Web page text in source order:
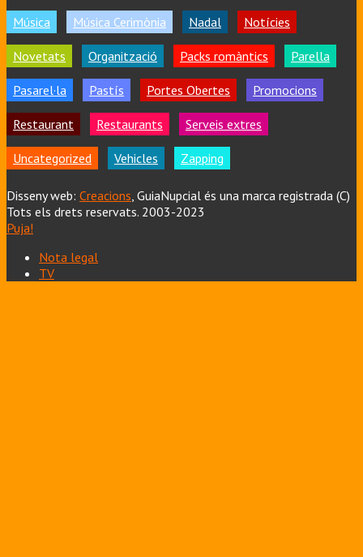
Música Música Cerimònia Nadal Notícies
Novetats Organització Packs romàntics Parella
Pasarel·la Pastís Portes Obertes Promocions
Restaurant Restaurants Serveis extres
Uncategorized Vehicles Zapping
Disseny web: Creacions, GuiaNupcial és una marca registrada (C)
Tots els drets reservats. 2003-2023
Puja!
Nota legal
TV